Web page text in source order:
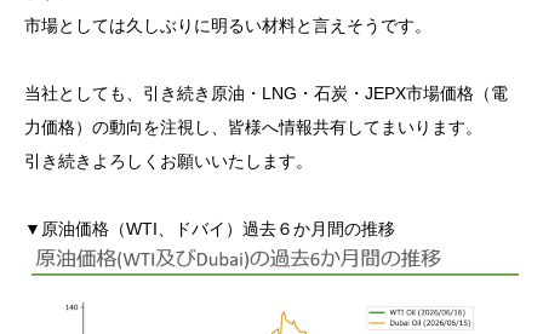
市場としては久しぶりに明るい材料と言えそうです。
当社としても、引き続き原油・LNG・石炭・JEPX市場価格（電
力価格）の動向を注視し、皆様へ情報共有してまいります。
引き続きよろしくお願いいたします。
▼原油価格（WTI、ドバイ）過去６か月間の推移